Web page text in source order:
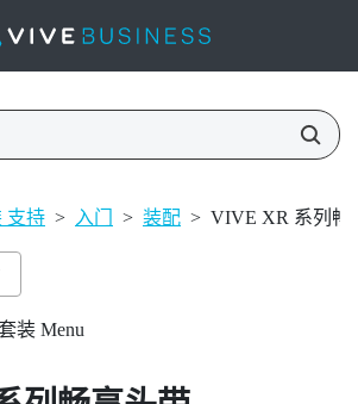
支持 > 入门 > 装配 > VIVE XR 系列畅
装 Menu